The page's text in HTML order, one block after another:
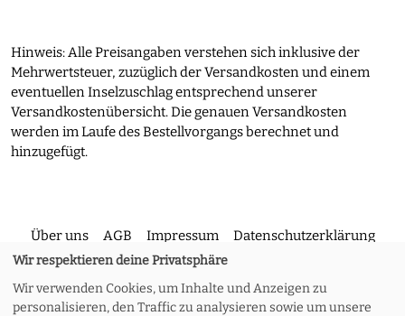
Hinweis: Alle Preisangaben verstehen sich inklusive der
Mehrwertsteuer, zuzüglich der Versandkosten und einem
eventuellen Inselzuschlag entsprechend unserer
Versandkostenübersicht. Die genauen Versandkosten
werden im Laufe des Bestellvorgangs berechnet und
hinzugefügt.
Über uns AGB Impressum Datenschutzerklärung
Kontakt Versand und Rückgabe Widerruf
Wir respektieren deine Privatsphäre
Wir verwenden Cookies, um Inhalte und Anzeigen zu
personalisieren, den Traffic zu analysieren sowie um unsere